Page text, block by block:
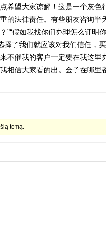
希望大家谅解！这是一个灰
的法律责任。有些朋友咨询半
”“假如我找你们办理怎么证明
择了我们就应该对我们信任，
不催我的客户一定要在我这
相信大家看的出。金子在哪里
temą.